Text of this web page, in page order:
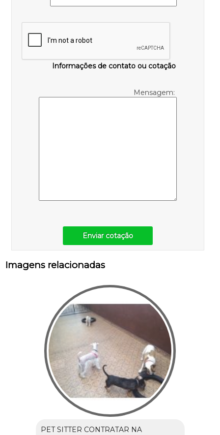
Informações de contato ou cotação
Mensagem:
Enviar cotação
Imagens relacionadas
PET SITTER CONTRATAR NA